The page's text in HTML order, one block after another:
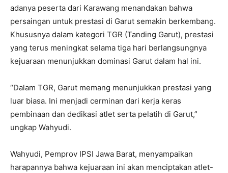
adanya peserta dari Karawang menandakan bahwa
persaingan untuk prestasi di Garut semakin berkembang.
Khususnya dalam kategori TGR (Tanding Garut), prestasi
yang terus meningkat selama tiga hari berlangsungnya
kejuaraan menunjukkan dominasi Garut dalam hal ini.
“Dalam TGR, Garut memang menunjukkan prestasi yang
luar biasa. Ini menjadi cerminan dari kerja keras
pembinaan dan dedikasi atlet serta pelatih di Garut,”
ungkap Wahyudi.
Wahyudi, Pemprov IPSI Jawa Barat, menyampaikan
harapannya bahwa kejuaraan ini akan menciptakan atlet-